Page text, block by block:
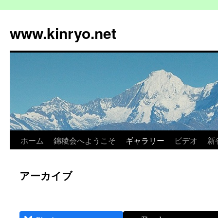
テ
ン
www.kinryo.net
ホーム 錦稜会へようこそ ギャラリー ビデオ 新
アーカイブ